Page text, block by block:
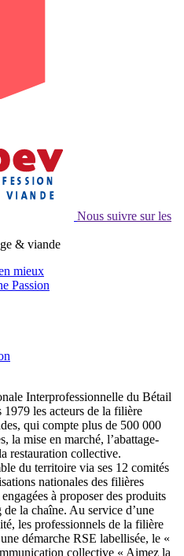
Nous suivre sur les
& viande
mieux
Passion
Interprofessionnelle du Bétail
1979 les acteurs de la filière
qui compte plus de 500 000
la mise en marché, l’abattage-
restauration collective.
du territoire via ses 12 comités
nationales des filières
à proposer des produits
la chaîne. Au service d’une
les professionnels de la filière
démarche RSE labellisée, le «
collective « Aimez la